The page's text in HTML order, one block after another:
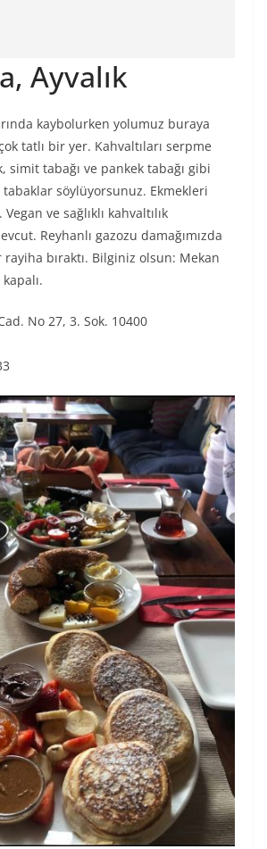
Ayvalık
kaybolurken yolumuz buraya
tatlı bir yer. Kahvaltıları serpme
simit tabağı ve pankek tabağı gibi
söylüyorsunuz. Ekmekleri
ve sağlıklı kahvaltılık
Reyhanlı gazozu damağımızda
bıraktı. Bilginiz olsun: Mekan
No 27, 3. Sok. 10400